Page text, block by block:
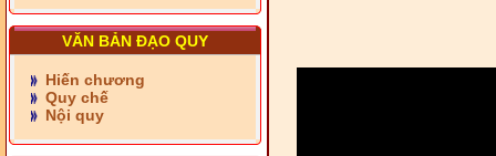
VĂN BẢN ĐẠO QUY
Hiến chương
Quy chế
Nội quy
- BAN TRỊ SỰ XÃ ĐẠI
PHƯỚC TỈNH ĐỒNG NAI
TIẾP SỨC ĐẾN TRƯỜNG
- Xã Châu Phú khánh
kênh Quốc Gia